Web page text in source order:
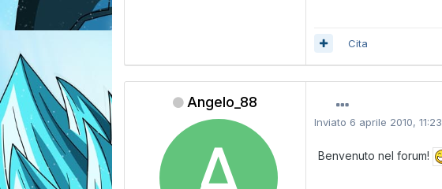
Cita
Angelo_88
Inviato 6 aprile 2010, 11:23
Benvenuto nel forum!